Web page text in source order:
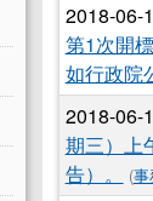
2018-06-
第1次開
如行政院
2018-06-
期三）上
告）。
(事